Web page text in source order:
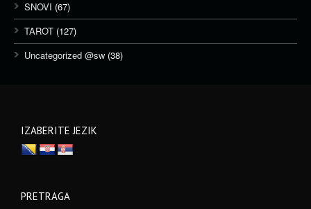
SNOVI (67)
TAROT (127)
Uncategorized @sw (38)
IZABERITE JEZIK
PRETRAGA